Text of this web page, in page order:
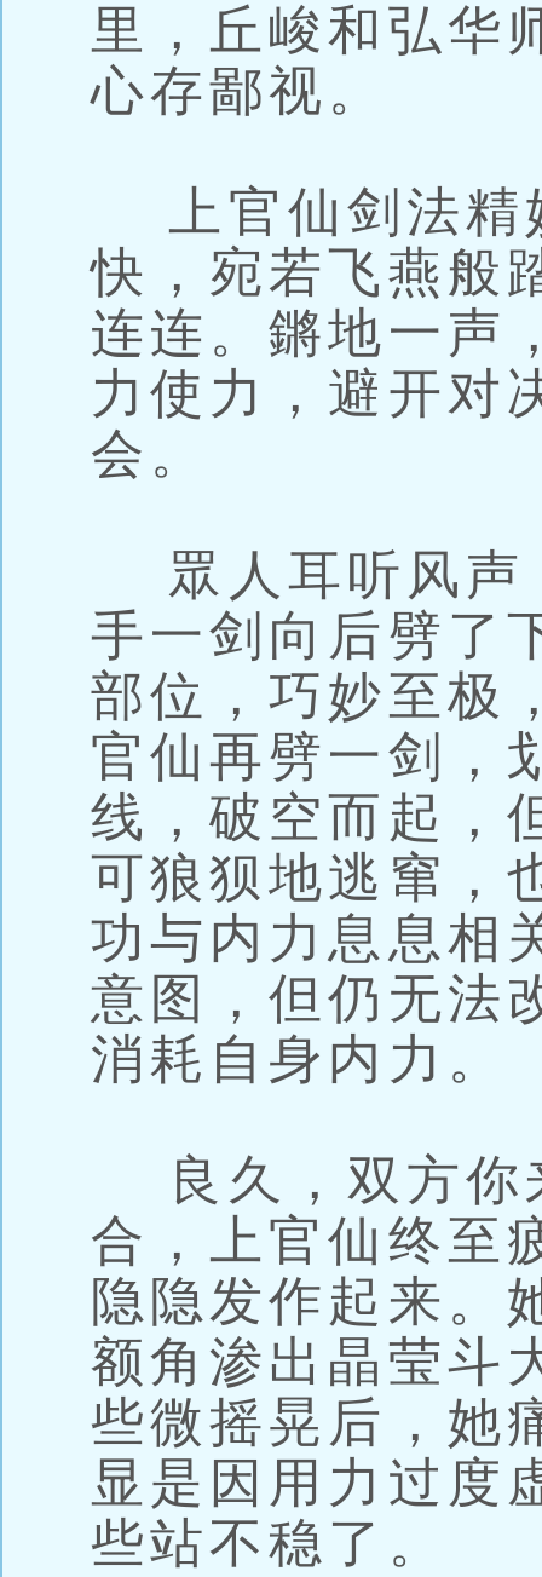
里，丘峻和弘华
心存鄙视。
上官仙剑法精
快，宛若飞燕般
连连。鏘地一声
力使力，避开对
会。
眾人耳听风声
手一剑向后劈了
部位，巧妙至极
官仙再劈一剑，
线，破空而起，
可狼狈地逃窜，
功与内力息息相
意图，但仍无法
消耗自身内力。
良久，双方你
合，上官仙终至
隐隐发作起来。
额角渗出晶莹斗
些微摇晃后，她
显是因用力过度
些站不稳了。